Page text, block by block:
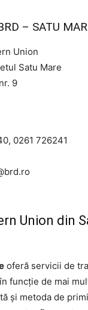
– SATU
Union
Satu Mare
9
0261 726241
Union din
oferă servicii de
funcție de mai
și metoda de